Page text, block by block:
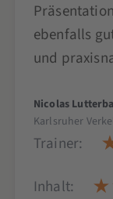
ebenfalls
und
Nicolas
Karlsruher
Trainer:
Inhalt: